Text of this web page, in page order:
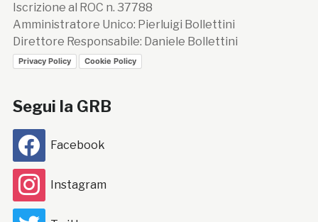
Iscrizione al ROC n. 37788
Amministratore Unico: Pierluigi Bollettini
Direttore Responsabile: Daniele Bollettini
Privacy Policy Cookie Policy
Segui la GRB
Facebook
Instagram